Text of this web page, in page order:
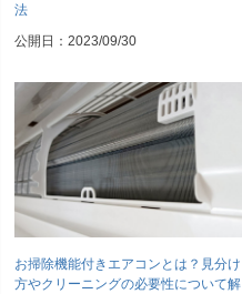
法
公開日：2023/09/30
お掃除機能付きエアコンとは？見分け
方やクリーニングの必要性について解